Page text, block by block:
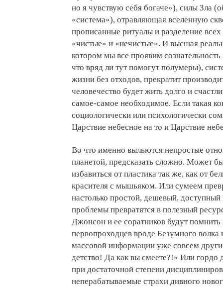
но я чувствую себя богаче»), силы Зла
«система»), отравляющая вселенную
прописанные ритуалы и разделение
«чистые» и «нечистые». И высшая
котором мы все проявим
что вряд ли тут помогут полумеры),
жизни без отходов, прекратит
человечество будет жить долго и
самое-самое необходимое. Если такая
социологически или психологически
Царствие небесное на то и Царствие
Во что именно выльются непростые
планетой, предсказать сложно. Может
избавиться от пластика так же, как от
красителя с мышьяком. Или сумеем
настолько простой, дешевый,
проблемы превратятся в полезный
Джонсон и ее соратников будут
первопроходцев вроде Безумного
массовой информации уже совсем
детство! Да как вы смеете?!» Или гордо
при достаточной степени
неперабатываемые страхи дивного